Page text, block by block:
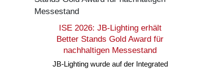
ISE 2026: JB-Lighting erhält
Better Stands Gold Award für
nachhaltigen Messestand
JB-Lighting wurde auf der Integrated